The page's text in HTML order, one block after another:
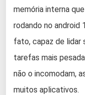
memória interna
rodando no
fato, capaz de
tarefas mais
não o incomodam,
muitos aplicativos.